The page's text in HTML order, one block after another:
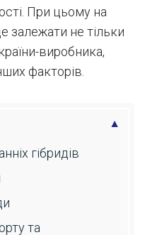
При цьому на
залежати не тільки
виробника,
факторів.
гібридів
та